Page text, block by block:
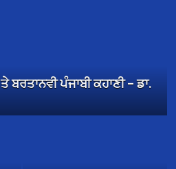
ਪੰਜਾਬੀ ਕਹਾਣੀ – ਡਾ.